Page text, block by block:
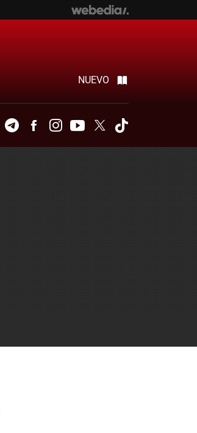
NUEVO
TelegramFacebookInstagramYoutubeTwitter